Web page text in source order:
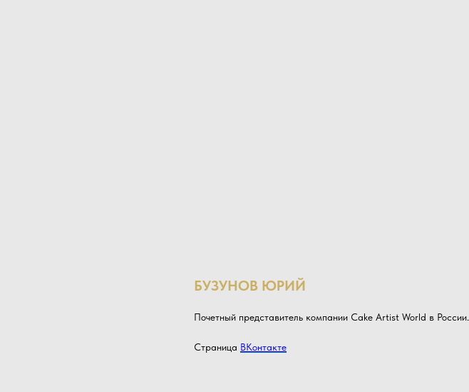
БУЗУНОВ ЮРИЙ
Почетный представитель компании Cake Artist World в России.
Страница ВКонтакте